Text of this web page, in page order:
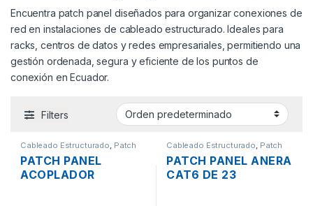
Encuentra patch panel diseñados para organizar conexiones de
red en instalaciones de cableado estructurado. Ideales para
racks, centros de datos y redes empresariales, permitiendo una
gestión ordenada, segura y eficiente de los puntos de
conexión en Ecuador.
Filters
Cableado Estructurado, Patch
PATCH PANEL
ACOPLADOR
Cableado Estructurado, Patch
PATCH PANEL ANERA
CAT6 DE 23